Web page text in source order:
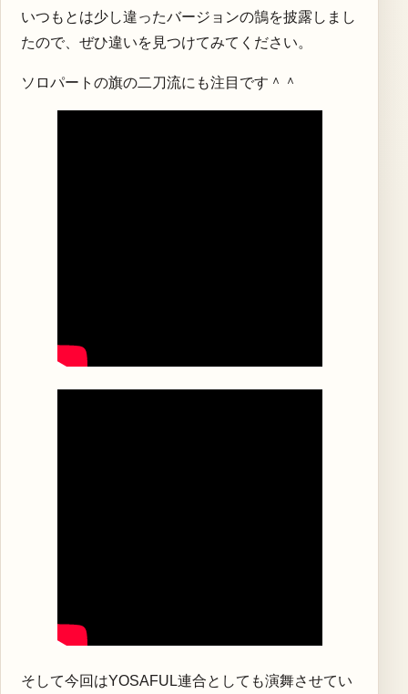
いつもとは少し違ったバージョンの鵠を披露しまし
たので、ぜひ違いを見つけてみてください。
ソロパートの旗の二刀流にも注目です＾＾
そして今回はYOSAFUL連合としても演舞させてい